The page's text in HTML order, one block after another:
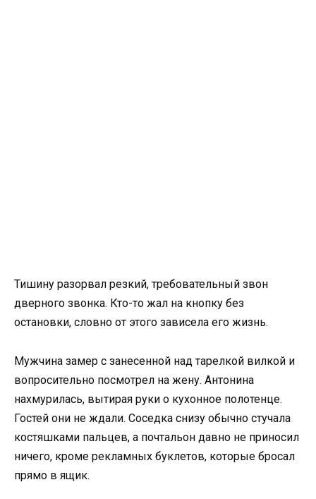
Тишину разорвал резкий, требовательный звон
дверного звонка. Кто-то жал на кнопку без
остановки, словно от этого зависела его жизнь.
Мужчина замер с занесенной над тарелкой вилкой и
вопросительно посмотрел на жену. Антонина
нахмурилась, вытирая руки о кухонное полотенце.
Гостей они не ждали. Соседка снизу обычно стучала
костяшками пальцев, а почтальон давно не приносил
ничего, кроме рекламных буклетов, которые бросал
прямо в ящик.